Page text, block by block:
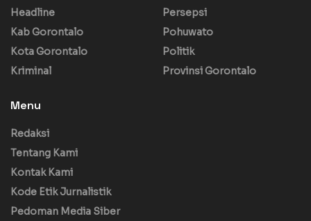
Headline
Kab Gorontalo
Kota Gorontalo
Kriminal
Persepsi
Pohuwato
Politik
Provinsi Gorontalo
Menu
Redaksi
Tentang Kami
Kontak Kami
Kode Etik Jurnalistik
Pedoman Media Siber